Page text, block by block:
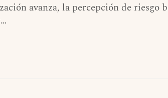
avanza, la percepción de riesgo